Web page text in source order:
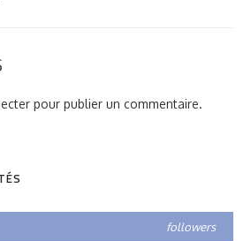
pour publier un commentaire.
followers